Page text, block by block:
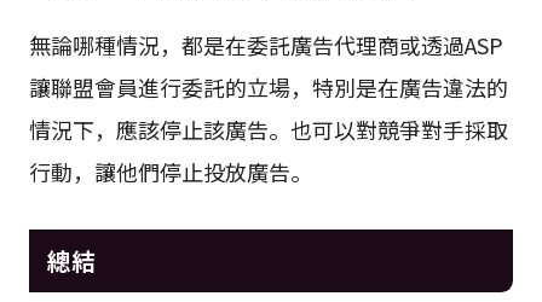
無論哪種情況，都是在委託廣告代理商或透過ASP
讓聯盟會員進行委託的立場，特別是在廣告違法的
情況下，應該停止該廣告。也可以對競爭對手採取
行動，讓他們停止投放廣告。
總結